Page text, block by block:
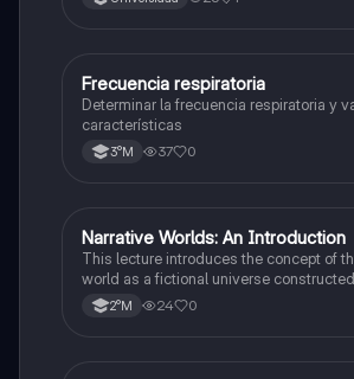
Otros
Frecuencia respiratoria
Determinar la frecuencia respiratoria y
características
3°M 37 0
Lenguaje y Comunicación
Narrative Worlds: An Introduction
This lecture introduces the concept of
world as a fictional universe
words, focusing on its structure of
characters, and events, and analyzing
2°M 24 0